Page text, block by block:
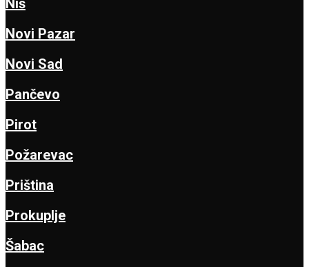
Niš
Novi Pazar
Novi Sad
Pančevo
Pirot
Požarevac
Priština
Prokuplje
Šabac